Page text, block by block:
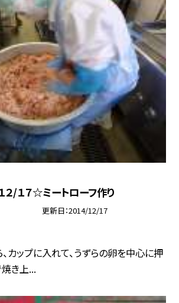
/１７☆ミートローフ作り
更新日 2014/12/17
カップに入れて、うずらの卵を中心に押
焼き上...